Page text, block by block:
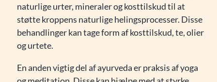
naturlige urter, mineraler og kosttilskud til at
støtte kroppens naturlige helingsprocesser. Disse
behandlinger kan tage form af kosttilskud, te, olier
og urtete.
En anden vigtig del af ayurveda er praksis af yoga